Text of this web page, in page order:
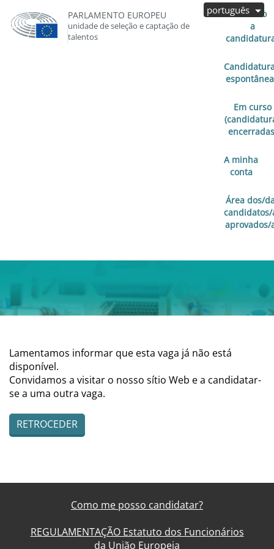
PARLAMENTO EUROPEU
unidade de seleção e captação de
talentos
Aberto
a
espontânea
Em curso
A minha
conta
Área dos/
candidatos/
aprovados/
português
Lamentamos informar que esta vaga já não está
disponível.
Convidamos a visitar o nosso sítio Web e a candidatar-
se a uma outra vaga.
RETROCEDER
Como me posso candidatar?
REGULAMENTAÇÃO Estatuto dos Funcionários
da União Europeia